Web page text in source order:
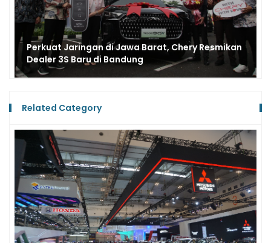
Perkuat Jaringan di Jawa Barat, Chery Resmikan
Dealer 3S Baru di Bandung
Related Category